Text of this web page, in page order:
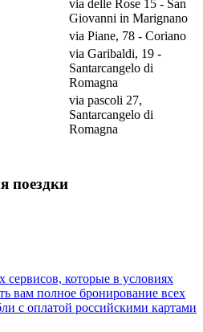
via delle Rose 15 - San
Giovanni in Marignano
via Piane, 78 - Coriano
via Garibaldi, 19 -
Santarcangelo di
Romagna
via pascoli 27,
Santarcangelo di
Romagna
поездки
которые в условиях
вам полное бронирование всех
с оплатой российскими картами